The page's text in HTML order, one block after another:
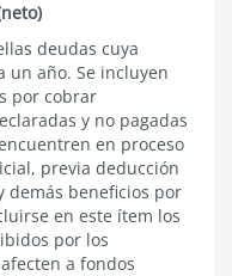
deudas cuya
un año. Se incluyen
por cobrar
y no pagadas
en proceso
previa deducción
demás beneficios por
en este ítem los
por los
a fondos